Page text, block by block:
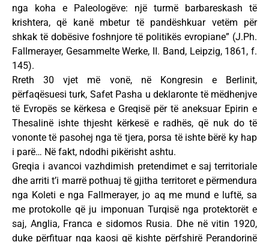
nga koha e Paleologëve: një turmë barbareskash të
krishtera, që kanë mbetur të pandëshkuar vetëm për
shkak të dobësive foshnjore të politikës evropiane” (J.Ph.
Fallmerayer, Gesammelte Werke, II. Band, Leipzig, 1861, f.
145).
Rreth 30 vjet më vonë, në Kongresin e Berlinit,
përfaqësuesi turk, Safet Pasha u deklaronte të mëdhenjve
të Evropës se kërkesa e Greqisë për të aneksuar Epirin e
Thesalinë ishte thjesht kërkesë e radhës, që nuk do të
vononte të pasohej nga të tjera, porsa të ishte bërë ky hap
i parë… Në fakt, ndodhi pikërisht ashtu.
Greqia i avancoi vazhdimish pretendimet e saj territoriale
dhe arriti t’i marrë pothuaj të gjitha territoret e përmendura
nga Koleti e nga Fallmerayer, jo aq me mund e luftë, sa
me protokolle që ju imponuan Turqisë nga protektorët e
saj, Anglia, Franca e sidomos Rusia. Dhe në vitin 1920,
duke përfituar nga kaosi që kishte përfshirë Perandorinë